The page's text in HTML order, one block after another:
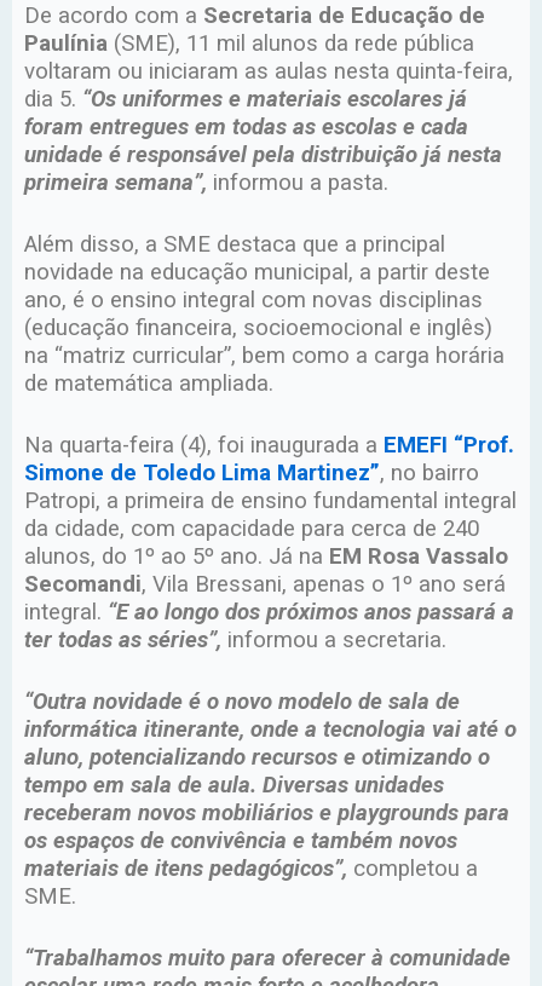
De acordo com a Secretaria de Educação de
Paulínia (SME), 11 mil alunos da rede pública
voltaram ou iniciaram as aulas nesta quinta-feira,
dia 5. “Os uniformes e materiais escolares já
foram entregues em todas as escolas e cada
unidade é responsável pela distribuição já nesta
primeira semana”, informou a pasta.
Além disso, a SME destaca que a principal
novidade na educação municipal, a partir deste
ano, é o ensino integral com novas disciplinas
(educação financeira, socioemocional e inglês)
na “matriz curricular”, bem como a carga horária
de matemática ampliada.
Na quarta-feira (4), foi inaugurada a EMEFI “Prof.
Simone de Toledo Lima Martinez”, no bairro
Patropi, a primeira de ensino fundamental integral
da cidade, com capacidade para cerca de 240
alunos, do 1º ao 5º ano. Já na EM Rosa Vassalo
Secomandi, Vila Bressani, apenas o 1º ano será
integral. “E ao longo dos próximos anos passará a
ter todas as séries”, informou a secretaria.
“Outra novidade é o novo modelo de sala de
informática itinerante, onde a tecnologia vai até o
aluno, potencializando recursos e otimizando o
tempo em sala de aula. Diversas unidades
receberam novos mobiliários e playgrounds para
os espaços de convivência e também novos
materiais de itens pedagógicos”, completou a
SME.
“Trabalhamos muito para oferecer à comunidade